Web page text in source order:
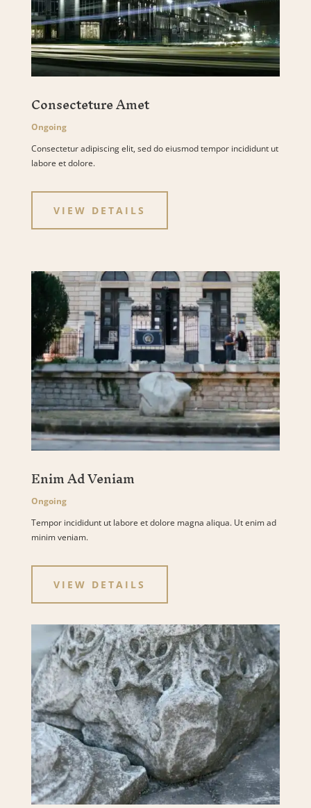
Consecteture Amet
Ongoing
Consectetur adipiscing elit, sed do eiusmod tempor incididunt ut
labore et dolore.
VIEW DETAILS
Enim Ad Veniam
Ongoing
Tempor incididunt ut labore et dolore magna aliqua. Ut enim ad
minim veniam.
VIEW DETAILS